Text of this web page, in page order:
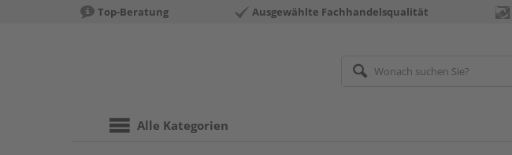
Top-Beratung Ausgewählte Fachhandelsqualität
Alle Kategorien